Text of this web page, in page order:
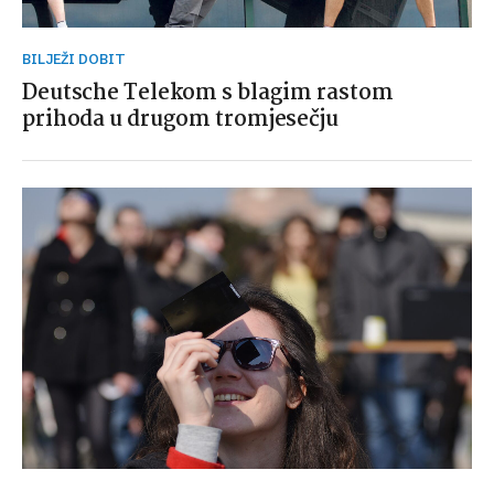
BILJEŽI DOBIT
Deutsche Telekom s blagim rastom
prihoda u drugom tromjesečju